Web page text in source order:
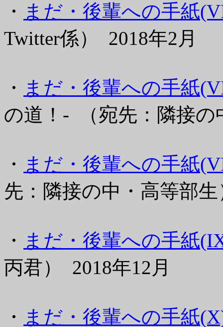
・ まだ・後輩への手紙
Twitter係） 2018年2月
・ まだ・後輩への手紙
の道！- （宛先：隣接の
・ まだ・後輩への手紙
先：隣接の中・高等部
・ まだ・後輩への手紙
丙君） 2018年12月
・ まだ・後輩への手紙